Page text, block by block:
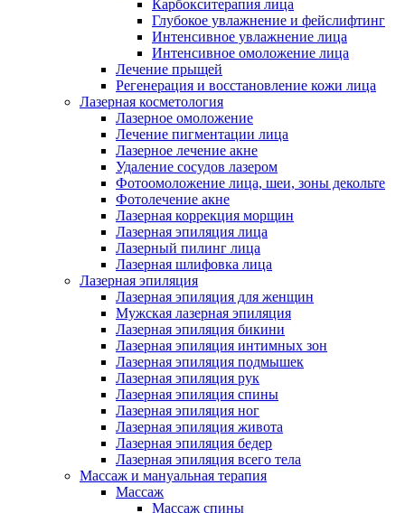
Карбокситерапия лица
Глубокое увлажнение и фейслифтинг
Интенсивное увлажнение лица
Интенсивное омоложение лица
Лечение прыщей
Регенерация и восстановление кожи лица
Лазерная косметология
Лазерное омоложение
Лечение пигментации лица
Лазерное лечение акне
Удаление сосудов лазером
Фотоомоложение лица, шеи, зоны декольте
Фотолечение акне
Лазерная коррекция морщин
Лазерная эпиляция лица
Лазерный пилинг лица
Лазерная шлифовка лица
Лазерная эпиляция
Лазерная эпиляция для женщин
Мужская лазерная эпиляция
Лазерная эпиляция бикини
Лазерная эпиляция интимных зон
Лазерная эпиляция подмышек
Лазерная эпиляция рук
Лазерная эпиляция спины
Лазерная эпиляция ног
Лазерная эпиляция живота
Лазерная эпиляция бедер
Лазерная эпиляция всего тела
Массаж и мануальная терапия
Массаж
Массаж спины